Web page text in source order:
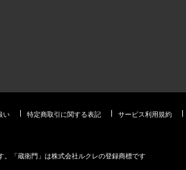
い 特定商取引に関する表記 サービス利用規約
。「蔵衛門」は株式会社ルクレの登録商標です